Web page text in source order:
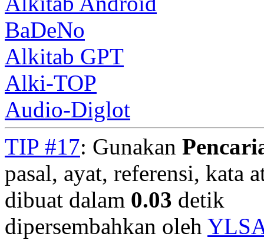
BaDeNo
Alkitab GPT
Alki-TOP
Audio-Diglot
TIP #17: Gunakan
pasal, ayat, referensi, kata
dibuat dalam 0.03 detik
dipersembahkan oleh